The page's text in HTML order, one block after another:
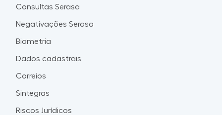
Consultas Serasa
Negativações Serasa
Biometria
Dados cadastrais
Correios
Sintegras
Riscos Jurídicos